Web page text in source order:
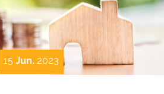
15 Jun.2023